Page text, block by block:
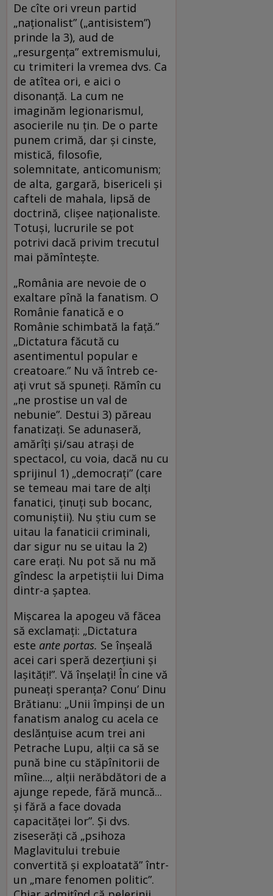
De cîte ori vreun partid
„naționalist” („antisistem”)
prinde la 3), aud de
„resurgența” extremismului,
cu trimiteri la vremea dvs. Ca
de atîtea ori, e aici o
disonanță. La cum ne
imaginăm legionarismul,
asocierile nu țin. De o parte
punem crimă, dar și cinste,
mistică, filosofie,
solemnitate, anticomunism;
de alta, gargară, bisericeli și
cafteli de mahala, lipsă de
doctrină, clișee naționaliste.
Totuși, lucrurile se pot
potrivi dacă privim trecutul
mai pămîntește.
„România are nevoie de o
exaltare pînă la fanatism. O
Românie fanatică e o
Românie schimbată la față.”
„Dictatura făcută cu
asentimentul popular e
creatoare.” Nu vă întreb ce-
ați vrut să spuneți. Rămîn cu
„ne prostise un val de
nebunie”. Destui 3) păreau
fanatizați. Se adunaseră,
amărîți și/sau atrași de
spectacol, cu voia, dacă nu cu
sprijinul 1) „democrați” (care
se temeau mai tare de alți
fanatici, ținuți sub bocanc,
comuniștii). Nu știu cum se
uitau la fanaticii criminali,
dar sigur nu se uitau la 2)
care erați. Nu pot să nu mă
gîndesc la arpetiștii lui Dima
dintr-a șaptea.
Mișcarea la apogeu vă făcea
să exclamați: „Dictatura
este ante portas. Se înșeală
acei cari speră dezerțiuni și
lașități!”. Vă înșelați! În cine vă
puneați speranța? Conu’ Dinu
Brătianu: „Unii împinși de un
fanatism analog cu acela ce
deslănțuise acum trei ani
Petrache Lupu, alții ca să se
pună bine cu stăpînitorii de
mîine..., alții nerăbdători de a
ajunge repede, fără muncă...
și fără a face dovada
capacităței lor”. Și dvs.
ziseserăți că „psihoza
Maglavitului trebuie
convertită și exploatată” într-
un „mare fenomen politic”.